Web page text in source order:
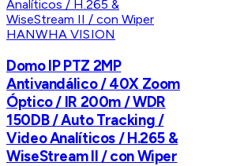
HANWHA VISION
Domo IP PTZ 2MP
Antivandálico / 40X Zoom
Óptico / IR 200m / WDR
150DB / Auto Tracking /
Video Analíticos / H.265 &
WiseStream II / con Wiper